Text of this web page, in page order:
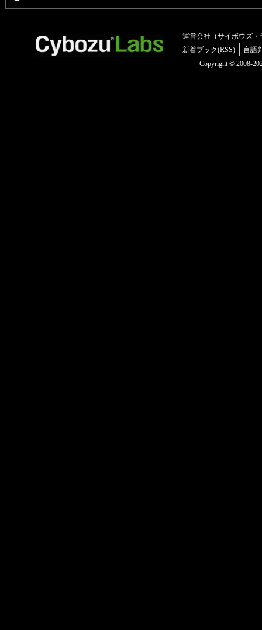
運営会社（サイボウズ・
新着ブック(RSS)
言語
Copyright © 2008-